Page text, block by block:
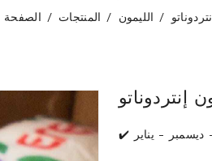
الصفحة المنتجات الليمون
إنتردوناتو
- يناير